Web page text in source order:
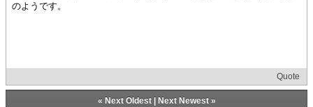
のようです。
Quote
« Next Oldest| Next Newest»